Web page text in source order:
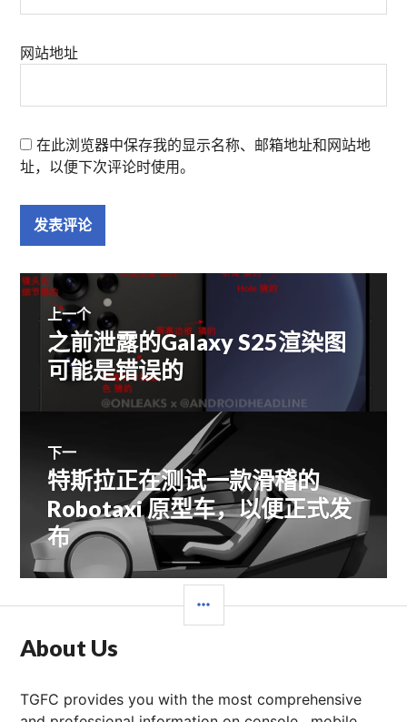
网站地址
在此浏览器中保存我的显示名称、邮箱地址和网站地
址，以便下次评论时使用。
文
章
导
航
上一个
上
篇
文
之前泄露的Galaxy S25渲染图
可能是错误的
下一
下
篇
文
章：
特斯拉正在测试一款滑稽的
Robotaxi 原型车，以便正式发
布
栏
About Us
TGFC provides you with the most comprehensive